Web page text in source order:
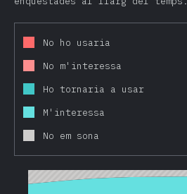
No ho usaria
No m'interessa
Ho tornaria a usar
M'interessa
No em sona
2017 2018